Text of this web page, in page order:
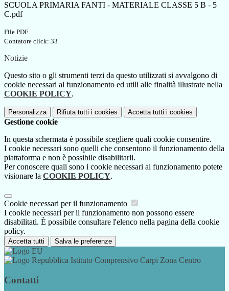
SCUOLA PRIMARIA FANTI - MATERIALE CLASSE 5 B - 5
C.pdf
File PDF
Contatore click: 33
Notizie
Questo sito o gli strumenti terzi da questo utilizzati si avvalgono di
cookie necessari al funzionamento ed utili alle finalità illustrate nella
COOKIE POLICY.
Personalizza Rifiuta tutti i cookies Accetta tutti i cookies
Gestione cookie
In questa schermata è possibile scegliere quali cookie consentire.
I cookie necessari sono quelli che consentono il funzionamento della
piattaforma e non è possibile disabilitarli.
Per conoscere quali sono i cookie necessari al funzionamento potete
visionare la COOKIE POLICY.
Cookie necessari per il funzionamento
I cookie necessari per il funzionamento non possono essere
disabilitati. È possibile consultare l'elenco nella pagina della cookie
policy.
Accetta tutti Salva le preferenze
Istituto Comprensivo Carpi Zona Centro
Contatti